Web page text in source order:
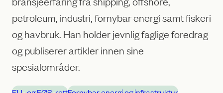
petroleum, industri, fornybar energi samt fiskeri
og havbruk. Han holder jevnlig faglige foredrag
og publiserer artikler innen sine
spesialområder.